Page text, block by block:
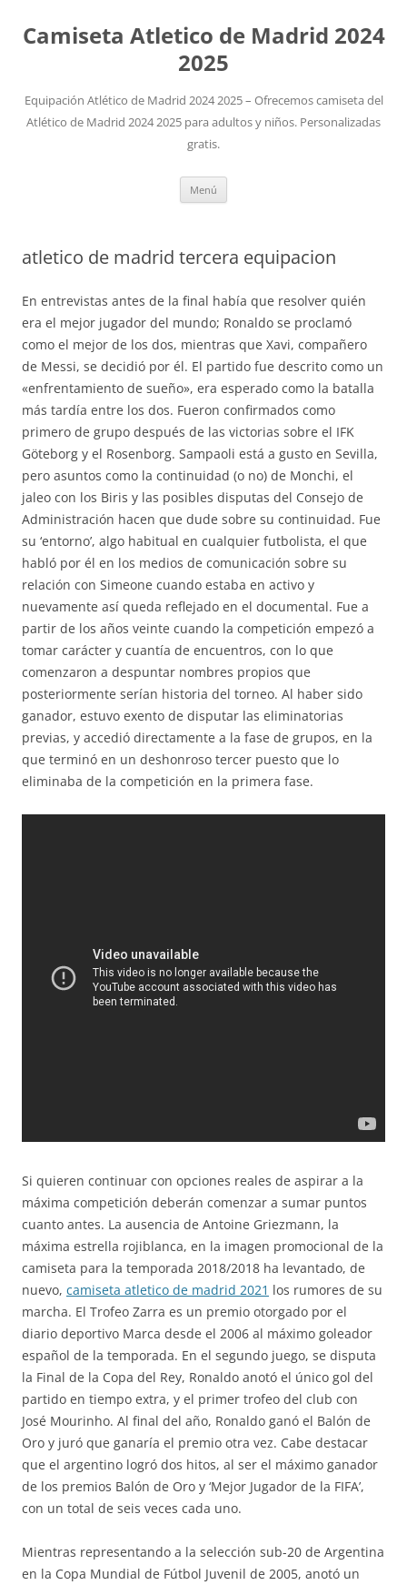
Camiseta Atletico de Madrid 2024
2025
Equipación Atlético de Madrid 2024 2025 – Ofrecemos camiseta del
Atlético de Madrid 2024 2025 para adultos y niños. Personalizadas
gratis.
Menú
atletico de madrid tercera equipacion
En entrevistas antes de la final había que resolver quién
era el mejor jugador del mundo; Ronaldo se proclamó
como el mejor de los dos, mientras que Xavi, compañero
de Messi, se decidió por él. El partido fue descrito como un
«enfrentamiento de sueño», era esperado como la batalla
más tardía entre los dos. Fueron confirmados como
primero de grupo después de las victorias sobre el IFK
Göteborg y el Rosenborg. Sampaoli está a gusto en Sevilla,
pero asuntos como la continuidad (o no) de Monchi, el
jaleo con los Biris y las posibles disputas del Consejo de
Administración hacen que dude sobre su continuidad. Fue
su ‘entorno’, algo habitual en cualquier futbolista, el que
habló por él en los medios de comunicación sobre su
relación con Simeone cuando estaba en activo y
nuevamente así queda reflejado en el documental. Fue a
partir de los años veinte cuando la competición empezó a
tomar carácter y cuantía de encuentros, con lo que
comenzaron a despuntar nombres propios que
posteriormente serían historia del torneo. Al haber sido
ganador, estuvo exento de disputar las eliminatorias
previas, y accedió directamente a la fase de grupos, en la
que terminó en un deshonroso tercer puesto que lo
eliminaba de la competición en la primera fase.
Si quieren continuar con opciones reales de aspirar a la
máxima competición deberán comenzar a sumar puntos
cuanto antes. La ausencia de Antoine Griezmann, la
máxima estrella rojiblanca, en la imagen promocional de la
camiseta para la temporada 2018/2018 ha levantado, de
nuevo, camiseta atletico de madrid 2021 los rumores de su
marcha. El Trofeo Zarra es un premio otorgado por el
diario deportivo Marca desde el 2006 al máximo goleador
español de la temporada. En el segundo juego, se disputa
la Final de la Copa del Rey, Ronaldo anotó el único gol del
partido en tiempo extra, y el primer trofeo del club con
José Mourinho. Al final del año, Ronaldo ganó el Balón de
Oro y juró que ganaría el premio otra vez. Cabe destacar
que el argentino logró dos hitos, al ser el máximo ganador
de los premios Balón de Oro y ‘Mejor Jugador de la FIFA’,
con un total de seis veces cada uno.
Mientras representando a la selección sub-20 de Argentina
en la Copa Mundial de Fútbol Juvenil de 2005, anotó un